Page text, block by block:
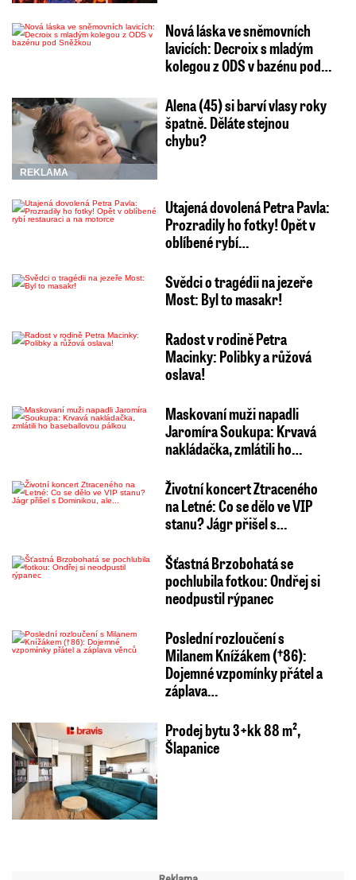
Nová láska ve sněmovních
lavicích: Decroix s mladým
kolegou z ODS v bazénu pod…
REKLAMA
Alena (45) si barví vlasy roky
špatně. Děláte stejnou
chybu?
Utajená dovolená Petra Pavla:
Prozradily ho fotky! Opět v
oblíbené rybí…
Svědci o tragédii na jezeře
Most: Byl to masakr!
Radost v rodině Petra
Macinky: Polibky a růžová
oslava!
Maskovaní muži napadli
Jaromíra Soukupa: Krvavá
nakládačka, zmlátili ho…
Životní koncert Ztraceného
na Letné: Co se dělo ve VIP
stanu? Jágr přišel s…
Šťastná Brzobohatá se
pochlubila fotkou: Ondřej si
neodpustil rýpanec
Poslední rozloučení s
Milanem Knížákem (†86):
Dojemné vzpomínky přátel a
záplava…
Prodej bytu 3+kk 88 m²,
Šlapanice